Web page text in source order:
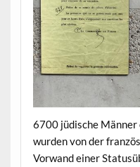
6700 jüdische
wurden von der
Vorwand einer